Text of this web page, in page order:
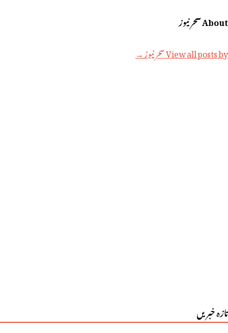
About سحر نیوز
View all posts by سحر نیوز →
تازہ خبریں